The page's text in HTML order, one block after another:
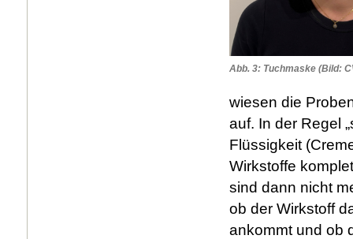
Abb. 3: Tuchmaske (Bild:
wiesen die
auf. In der Regel
Flüssigkeit
Wirkstoffe
sind dann nicht
ob der Wirkstoff
ankommt und ob